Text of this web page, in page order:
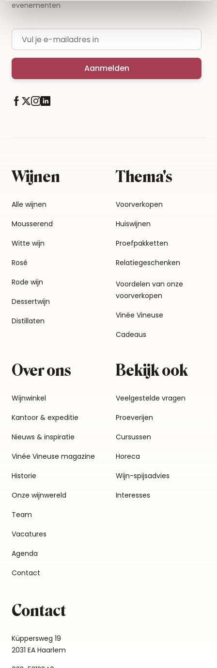
evenementen
E-mailadres
Aanmelden
Wijnen
Alle wijnen
Mousserend
Witte wijn
Rosé
Rode wijn
Dessertwijn
Distillaten
Thema's
Voorverkopen
Huiswijnen
Proefpakketten
Relatiegeschenken
Voordelen van onze
voorverkopen
Vinée Vineuse
Cadeaus
Over ons
Wijnwinkel
Kantoor & expeditie
Nieuws & inspiratie
Vinée Vineuse magazine
Historie
Onze wijnwereld
Team
Vacatures
Agenda
Contact
Bekijk ook
Veelgestelde vragen
Proeverijen
Cursussen
Horeca
Wijn-spijsadvies
Interesses
Contact
Küppersweg 19
2031 EA Haarlem